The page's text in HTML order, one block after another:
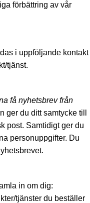
förbättring av vår
i uppföljande kontakt
tjänst.
få nyhetsbrev från
ger du ditt samtycke till
post. Samtidigt ger du
personuppgifter. Du
in om dig:
tjänster du beställer